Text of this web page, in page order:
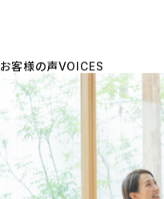
お客様の声VOICES